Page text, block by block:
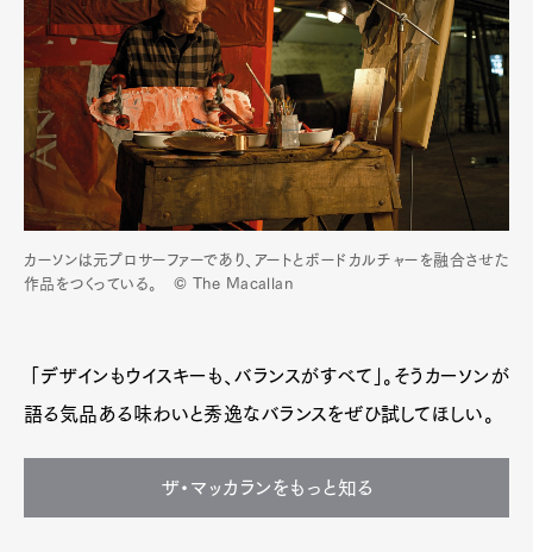
カーソンは元プロサーファーであり、アートとボードカルチャーを融合させた
作品をつくっている。 © The Macallan
「デザインもウイスキーも、バランスがすべて」。そうカーソンが
語る気品ある味わいと秀逸なバランスをぜひ試してほしい。
ザ・マッカランをもっと知る